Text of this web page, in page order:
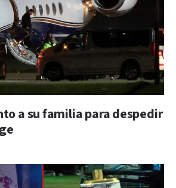
a su familia para despedir